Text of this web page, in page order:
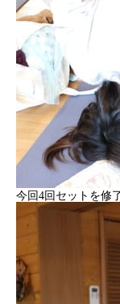
今回4回セットを修